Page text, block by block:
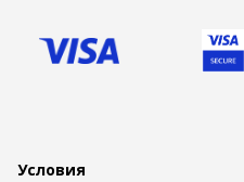
Условия